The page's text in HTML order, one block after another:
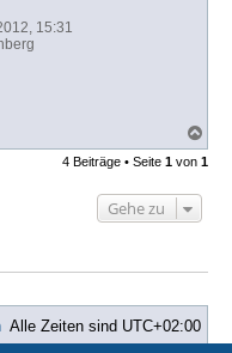
15:31
a
c
4 Beiträge • Seite 1 von 1
Gehe zu
Alle Zeiten sind UTC+02:00